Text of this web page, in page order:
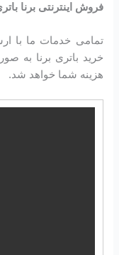
فروش اینترنتی برنا
تمامی خدمات ما با
خرید باتری برنا به
هزینه شما خواهد شد.